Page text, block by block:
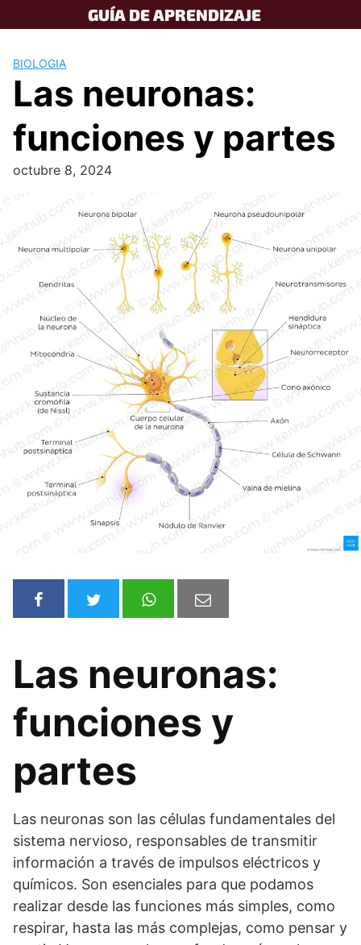
to
GUÍA DE APRENDIZAJE
BIOLOGIA
Las neuronas:
funciones y partes
octubre 8, 2024
Las neuronas:
funciones y
partes
Las neuronas son las células fundamentales del
sistema nervioso, responsables de transmitir
información a través de impulsos eléctricos y
químicos. Son esenciales para que podamos
realizar desde las funciones más simples, como
respirar, hasta las más complejas, como pensar y